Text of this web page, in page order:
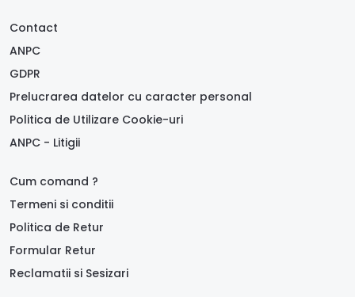
Contact
ANPC
GDPR
Prelucrarea datelor cu caracter personal
Politica de Utilizare Cookie-uri
ANPC - Litigii
Cum comand ?
Termeni si conditii
Politica de Retur
Formular Retur
Reclamatii si Sesizari